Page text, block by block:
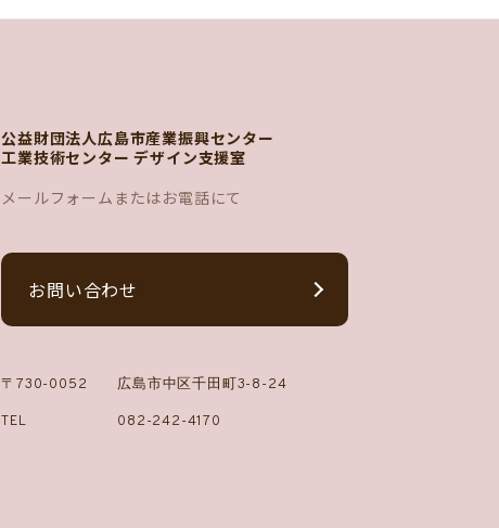
公益財団法人広島市産業振興センター
工業技術センター デザイン支援室
メールフォームまたはお電話にて
お問い合わせ
〒730-0052 広島市中区千田町3-8-24
TEL 082-242-4170